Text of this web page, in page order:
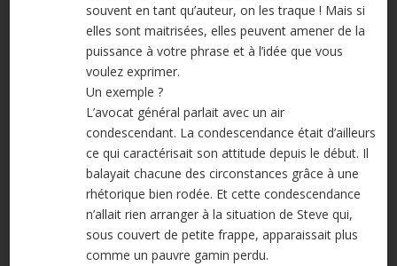
souvent en tant qu’auteur, on les traque ! Mais si
elles sont maitrisées, elles peuvent amener de la
puissance à votre phrase et à l’idée que vous
voulez exprimer.
Un exemple ?
L’avocat général parlait avec un air
condescendant. La condescendance était d’ailleurs
ce qui caractérisait son attitude depuis le début. Il
balayait chacune des circonstances grâce à une
rhétorique bien rodée. Et cette condescendance
n’allait rien arranger à la situation de Steve qui,
sous couvert de petite frappe, apparaissait plus
comme un pauvre gamin perdu.